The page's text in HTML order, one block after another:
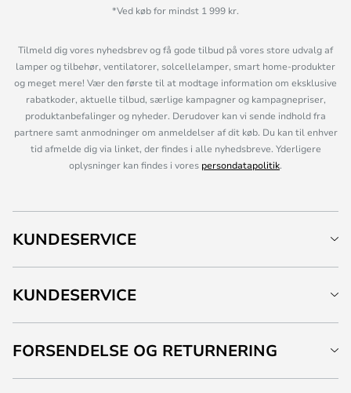
*Ved køb for mindst 1 999 kr.
Tilmeld dig vores nyhedsbrev og få gode tilbud på vores store udvalg af
lamper og tilbehør, ventilatorer, solcellelamper, smart home-produkter
og meget mere! Vær den første til at modtage information om eksklusive
rabatkoder, aktuelle tilbud, særlige kampagner og kampagnepriser,
produktanbefalinger og nyheder. Derudover kan vi sende indhold fra
partnere samt anmodninger om anmeldelser af dit køb. Du kan til enhver
tid afmelde dig via linket, der findes i alle nyhedsbreve. Yderligere
oplysninger kan findes i vores persondatapolitik.
KUNDESERVICE
KUNDESERVICE
FORSENDELSE OG RETURNERING